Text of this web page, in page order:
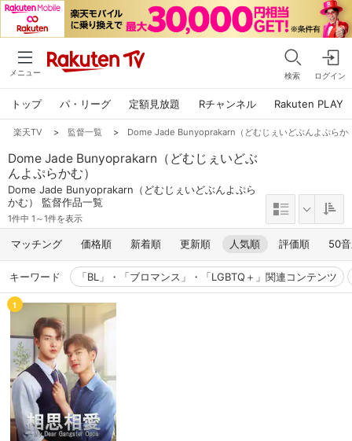
メニュー 検索 ログイン
トップ パ・リーグ 定額見放題 Rチャンネル Rakuten PLAY
楽天TV > 監督一覧 > Dome Jade Bunyoprakarn（どむじぇいどぶんよぷらか
Dome Jade Bunyoprakarn（どむじぇいどぶ
んよぷらかむ）
Dome Jade Bunyoprakarn（どむじぇいどぶんよぷら
かむ） 監督作品一覧
1件中 1～1件を表示
マッチング 価格順 新着順 更新順 人気順 評価順 50
キーワード 「BL」・「ブロマンス」・「LGBTQ＋」関連コンテンツ
1